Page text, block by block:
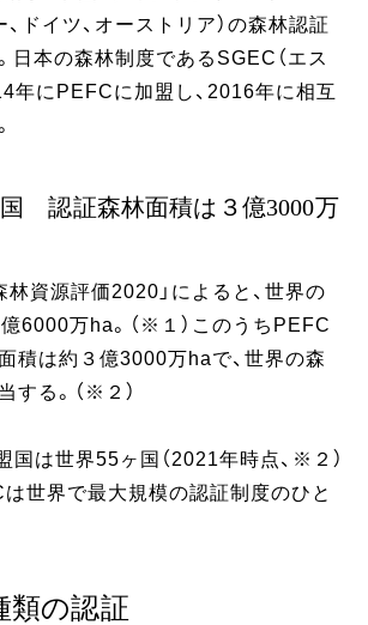
、ドイツ、オーストリア）の森林認証
日本の森林制度であるSGEC（エス
年にPEFCに加盟し、2016年に相互
認証森林面積は３億3000万
林資源評価2020」によると、世界の
6000万ha。（※１）このうちPEFC
積は約３億3000万haで、世界の森
する。（※２）
国は世界55ヶ国（2021年時点、※２）
は世界で最大規模の認証制度のひと
類の認証